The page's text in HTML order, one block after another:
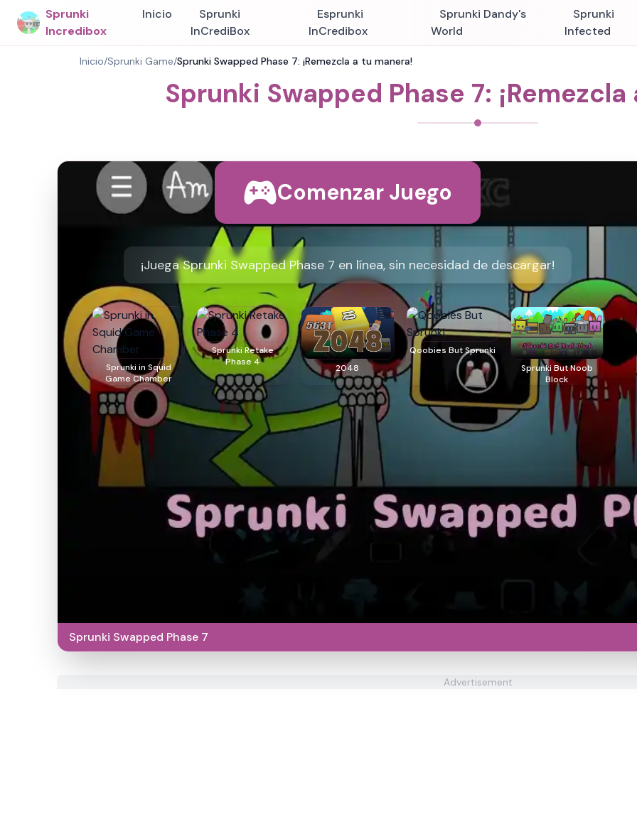
Sprunki
Incredibox
Inicio
Sprunki
InCrediBox
Esprunki
InCredibox
Sprunki Dandy's
World
Sprunki
Infected
Inicio/Sprunki Game/Sprunki Swapped Phase 7: ¡Remezcla a tu manera!
Sprunki Swapped Phase 7:
Comenzar Juego
¡Juega Sprunki Swapped Phase 7 en línea, sin necesidad de descargar!
Sprunki in Squid
Game Chamber
Sprunki Retake
Phase 4
2048
Qoobies But Sprunki
Sprunki But Noob
Block
Sprunki Swapped Phase 7
Advertisement